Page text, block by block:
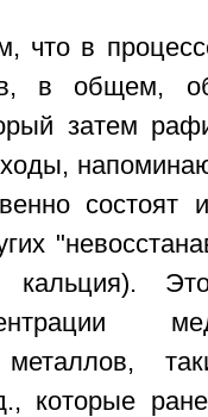
что в
в общем,
затем
состоят
кальция).
металлов,
которые